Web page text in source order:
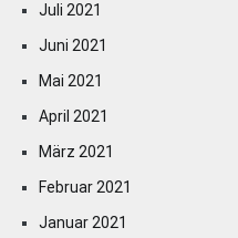
Juli 2021
Juni 2021
Mai 2021
April 2021
März 2021
Februar 2021
Januar 2021